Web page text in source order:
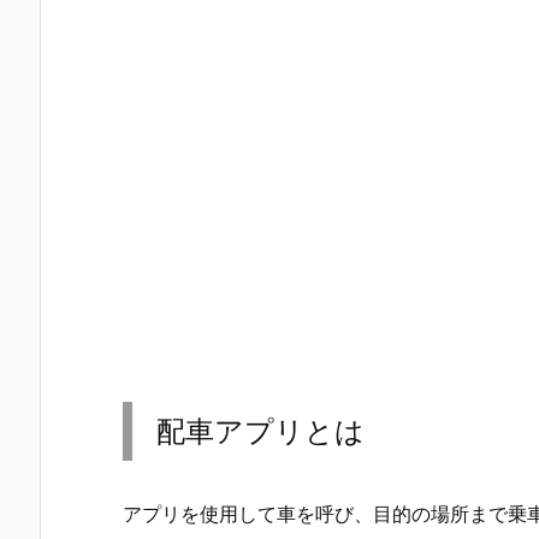
配車アプリとは
アプリを使用して車を呼び、目的の場所まで乗